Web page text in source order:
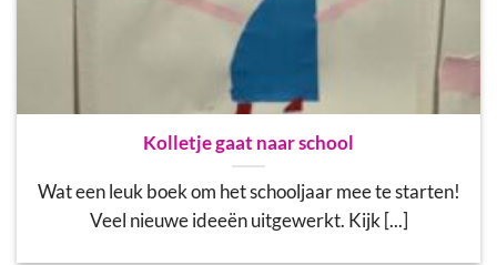
Kolletje gaat naar school
Wat een leuk boek om het schooljaar mee te starten!
Veel nieuwe ideeën uitgewerkt. Kijk [...]